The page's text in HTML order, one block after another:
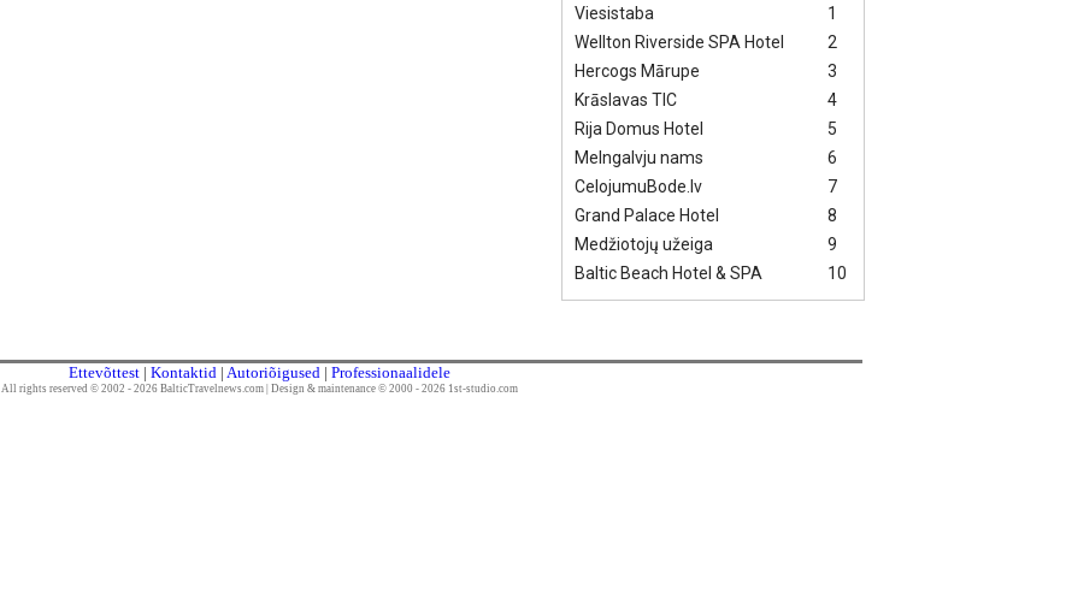
1
Viesistaba
2
Wellton Riverside SPA Hotel
3
Hercogs Mārupe
4
Krāslavas TIC
5
Rija Domus Hotel
6
Melngalvju nams
7
CelojumuBode.lv
8
Grand Palace Hotel
9
Medžiotojų užeiga
10
Baltic Beach Hotel & SPA
Ettevõttest| Kontaktid| Autoriõigused| Professionaalidele
All rights reserved © 2002 - 2026 BalticTravelnews.com| Design & maintenance © 2000 - 2026 1st-studio.com